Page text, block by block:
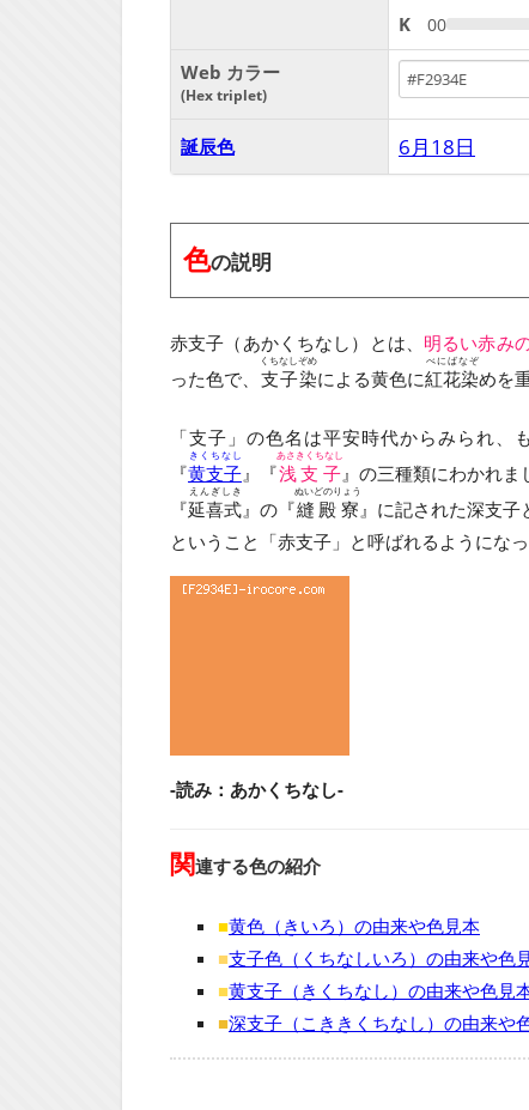
K 00
Web カラー
Hex triplet
誕辰色 6月18日
色の説明
赤支子（あかくちなし）とは、 明るい赤み
った色で、 支子染
くちなしぞめ
による黄色に紅花染
べにばなぞ
めを
「支子」の色名は平安時代からみられ
『黄支子
きくちなし
』『浅支子
あさきくちなし
』の三種類にわかれ
『延喜式
えんぎしき
』の『縫殿寮
ぬいどのりょう
』に記された深支
ということ「赤支子」と呼ばれるようになっ
-読み：あかくちなし-
関連する色の紹介
■黄色（きいろ）の由来や色見本
■支子色（くちなしいろ）の由来や色
■黄支子（きくちなし）の由来や色見
■深支子（こききくちなし）の由来や